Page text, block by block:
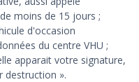
moins de 15 jours ;
d'occasion
du centre VHU ;
apparait votre signature,
destruction ».